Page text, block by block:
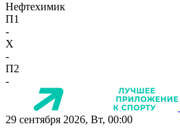
Нефтехимик
П1
-
X
-
П2
-
29 сентября 2026, Вт, 00:00